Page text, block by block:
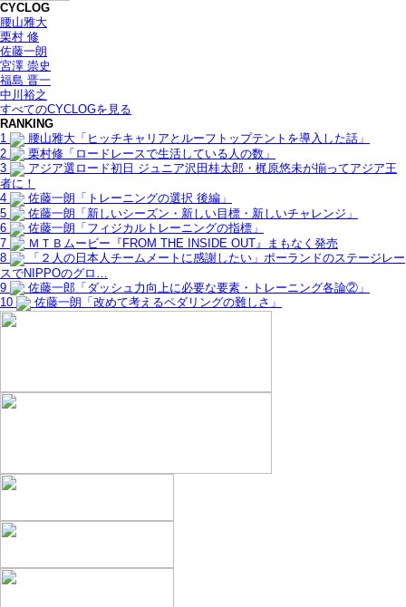
CYCLOG
腰山雅大
栗村 修
佐藤一朗
宮澤 崇史
福島 晋一
中川裕之
すべてのCYCLOGを見る
RANKING
1
腰山雅大「ヒッチキャリアとルーフトップテントを導入した話」
2
栗村修「ロードレースで生活している人の数」
3
アジア選ロード初日 ジュニア沢田桂太郎・梶原悠未が揃ってアジア王
者に！
4
佐藤一朗「トレーニングの選択 後編」
5
佐藤一朗「新しいシーズン・新しい目標・新しいチャレンジ」
6
佐藤一朗「フィジカルトレーニングの指標」
7
ＭＴＢムービー『FROM THE INSIDE OUT』まもなく発売
8
「２人の日本人チームメートに感謝したい」ポーランドのステージレー
スでNIPPOのグロ…
9
佐藤一郎「ダッシュ力向上に必要な要素・トレーニング各論②」
10
佐藤一朗「改めて考えるペダリングの難しさ」